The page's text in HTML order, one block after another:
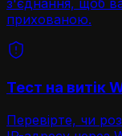
з'єднання, щоб
прихованою.
Тест на витік
Перевірте, чи